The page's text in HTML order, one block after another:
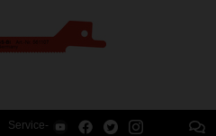
Service-